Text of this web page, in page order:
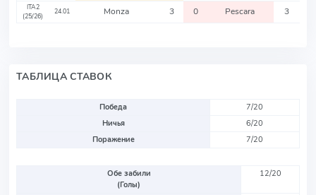
ITA2
(25/26)
24.01 Monza 3 0 Pescara 3
ТАБЛИЦА СТАВОК
Победа
7/20
Ничья
6/20
Поражение
7/20
Обе забили
(Голы)
12/20